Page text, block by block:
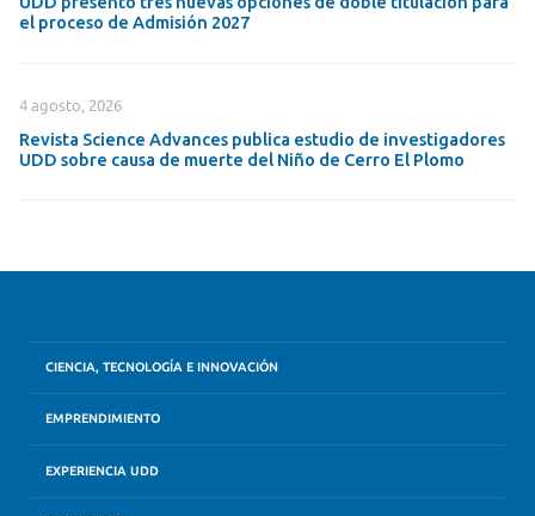
el proceso de Admisión 2027
4 agosto, 2026
Revista Science Advances publica estudio de investigadores
UDD sobre causa de muerte del Niño de Cerro El Plomo
CIENCIA, TECNOLOGÍA E INNOVACIÓN
EMPRENDIMIENTO
EXPERIENCIA UDD